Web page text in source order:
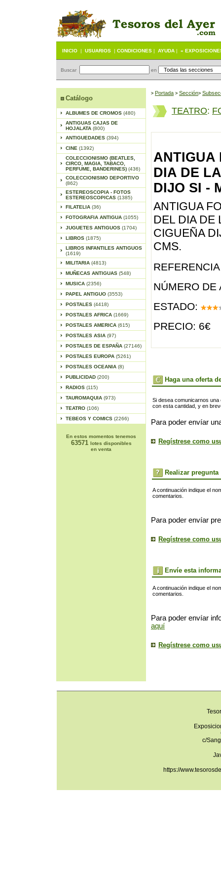
INICIO | USUARIOS | CONDICIONES | AYUDA | «
Buscar en
Catálogo
ALBUMES DE CROMOS (480)
ANTIGUAS CAJAS DE
HOJALATA (800)
ANTIGUEDADES (394)
CINE (1392)
COLECCIONISMO (BEATLES,
CIRCO, MAGIA, TABACO,
PERFUME, BANDERINES) (436)
COLECCIONISMO DEPORTIVO
(862)
ESTEREOSCOPIA - FOTOS
ESTEREOSCOPICAS (1385)
FILATELIA (36)
FOTOGRAFIA ANTIGUA (1055)
JUGUETES ANTIGUOS (1704)
LIBROS (1875)
LIBROS INFANTILES ANTIGUOS
(1619)
MILITARIA (4813)
MUÑECAS ANTIGUAS (548)
MUSICA (2356)
PAPEL ANTIGUO (3553)
POSTALES (4418)
POSTALES AFRICA (1669)
POSTALES AMERICA (615)
POSTALES ASIA (97)
POSTALES DE ESPAÑA (27146)
POSTALES EUROPA (5261)
POSTALES OCEANIA (8)
PUBLICIDAD (200)
RADIOS (115)
TAUROMAQUIA (973)
TEATRO (106)
TEBEOS Y COMICS (2266)
En estos momentos tenemos
63571 lotes disponibles
en venta
> Portada > Sección>
TEATRO:
ANTIGUA
DIA DE
DIJO SI -
ANTIGUA
DEL DIA DE
CIGUEÑA
CMS.
NÚMERO DE
ESTADO:
PRECIO: 6€
Haga una oferta
Si desea comunicarnos
con esta cantidad, y en
Para poder envíar
Regístrese como
Realizar pregunta
A continuación indique el
comentarios.
Para poder envíar
Regístrese como
Envíe esta
A continuación indique el
comentarios.
Para poder envíar
aquí
Regístrese como
c/
https://